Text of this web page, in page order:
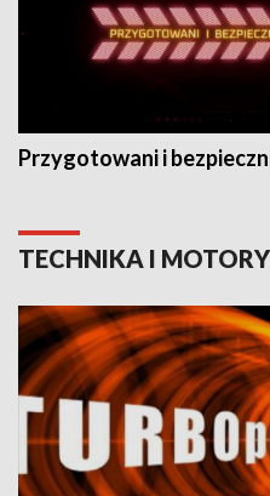
Przygotowani i
TECHNIKA I